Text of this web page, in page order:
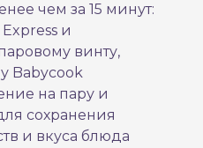
чем за 15 минут:
и
винту,
Babycook
на пару и
сохранения
и вкуса блюда